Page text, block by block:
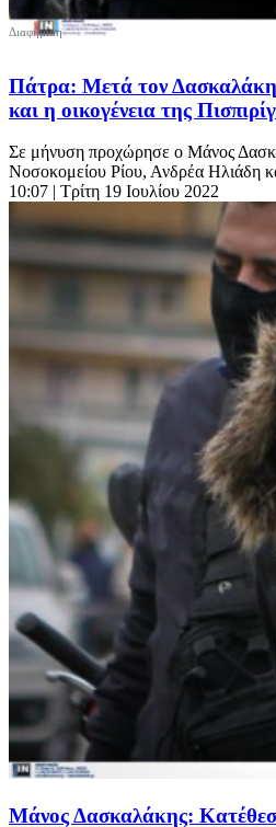
Πάτρα: Μετά τον Δασκαλάκη
και η οικογένεια της
Σε μήνυση προχώρησε ο Μάνος
Νοσοκομείου Ρίου, Ανδρέα Ηλιάδη
10:07 | Τρίτη 19 Ιουλίου 2022
Μάνος Δασκαλάκης: